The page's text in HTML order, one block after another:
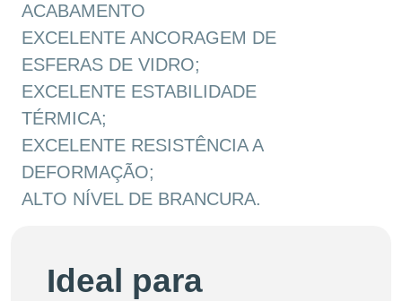
ACABAMENTO
EXCELENTE ANCORAGEM DE
ESFERAS DE VIDRO;
EXCELENTE ESTABILIDADE
TÉRMICA;
EXCELENTE RESISTÊNCIA A
DEFORMAÇÃO;
ALTO NÍVEL DE BRANCURA.
Ideal para